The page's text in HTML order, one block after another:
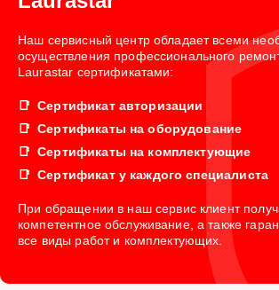
Наш сервисный центр обладает всеми
осуществления профессионального
Laurastar сертификатами:
Сертификат авторизации
Сертификаты на оборудование
Сертификаты на комплектующие
Сертификат у каждого специалиста
При обращении в наш сервис клиент
компетентное обслуживание, а также
все виды работ и комплектующих.